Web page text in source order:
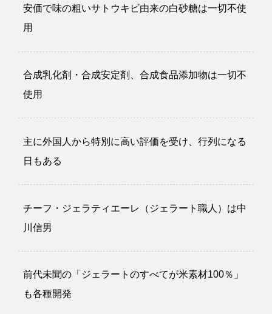
安価で味の粗いサトウキビ由来の白砂糖は一切不使
用
合成乳化剤・合成安定剤、合成食品添加物は一切不
使用
主に外国人から特別に高い評価を受け、行列になる
日もある
チーフ・ジェラティエーレ（ジェラート職人）は中
川信男
前代未聞の「ジェラートのすべてが米素材100％」
も各種開発